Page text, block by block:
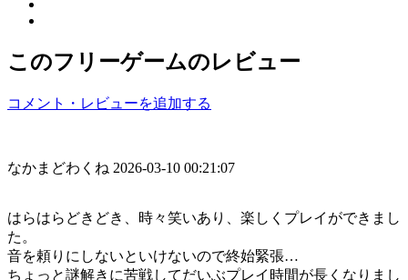
このフリーゲームのレビュー
コメント・レビューを追加する
なかまどわくね 2026-03-10 00:21:07
はらはらどきどき、時々笑いあり、楽しくプレイができまし
た。
音を頼りにしないといけないので終始緊張…
ちょっと謎解きに苦戦してだいぶプレイ時間が長くなりまし